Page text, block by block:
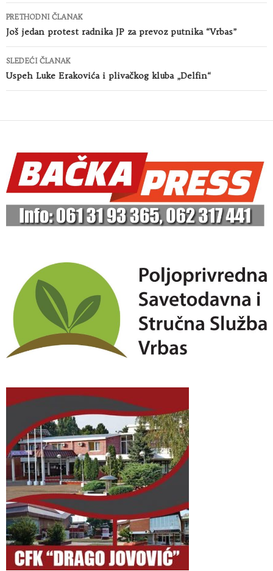
Kretanje
članaka
PRETHODNI ČLANAK
Još jedan protest radnika JP za prevoz putnika “Vrbas”
SLEDEĆI ČLANAK
Uspeh Luke Erakovića i plivačkog kluba „Delfin“